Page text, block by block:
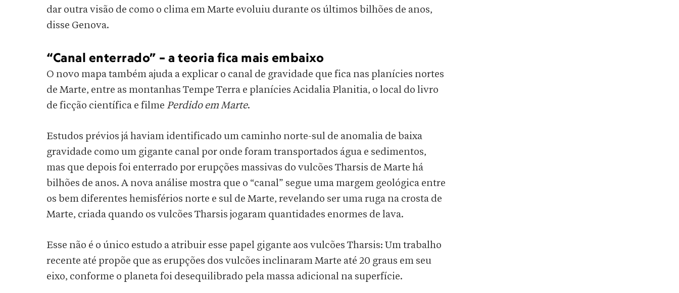
dar outra visão de como o clima em Marte evoluiu durante os últimos bilhões de anos,
disse Genova.
“Canal enterrado” – a teoria fica mais embaixo
O novo mapa também ajuda a explicar o canal de gravidade que fica nas planícies nortes
de Marte, entre as montanhas Tempe Terra e planícies Acidalia Planitia, o local do livro
de ficção científica e filme Perdido em Marte.
Estudos prévios já haviam identificado um caminho norte-sul de anomalia de baixa
gravidade como um gigante canal por onde foram transportados água e sedimentos,
mas que depois foi enterrado por erupções massivas do vulcões Tharsis de Marte há
bilhões de anos. A nova análise mostra que o “canal” segue uma margem geológica entre
os bem diferentes hemisférios norte e sul de Marte, revelando ser uma ruga na crosta de
Marte, criada quando os vulcões Tharsis jogaram quantidades enormes de lava.
Esse não é o único estudo a atribuir esse papel gigante aos vulcões Tharsis: Um trabalho
recente até propõe que as erupções dos vulcões inclinaram Marte até 20 graus em seu
eixo, conforme o planeta foi desequilibrado pela massa adicional na superfície.